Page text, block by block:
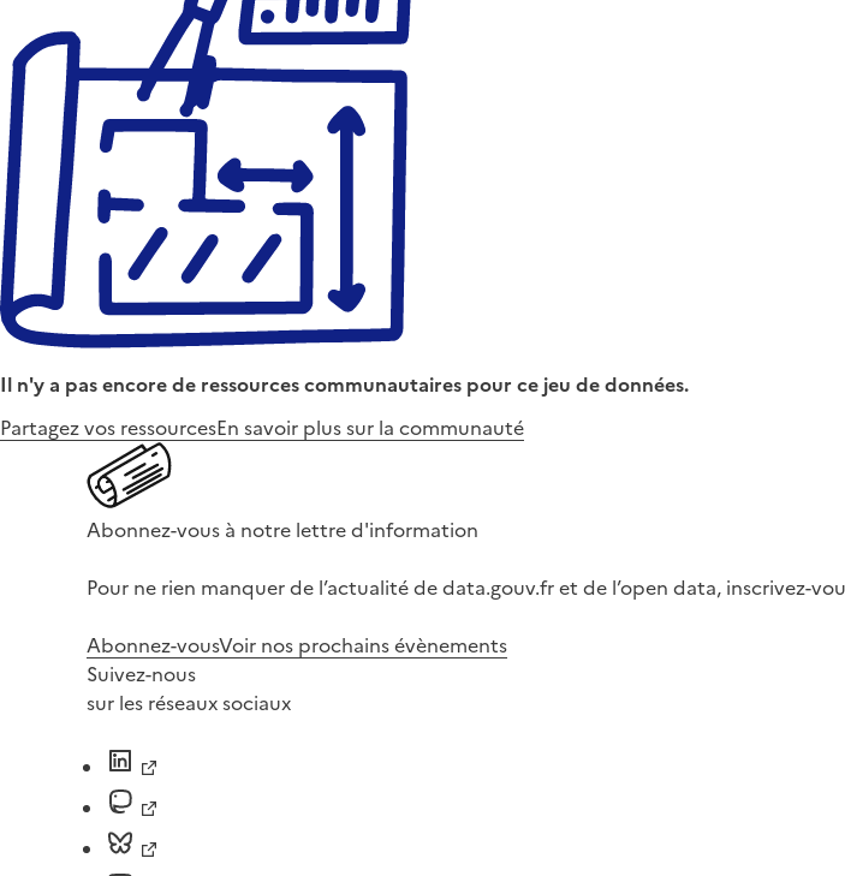
Il n'y a pas encore de ressources communautaires pour ce jeu de données.
Partagez vos ressourcesEn savoir plus sur la communauté
Abonnez-vous à notre lettre d'information
Pour ne rien manquer de l’actualité de data.gouv.fr et de l’open data, inscrivez-
Abonnez-vousVoir nos prochains évènements
Suivez-nous
sur les réseaux sociaux